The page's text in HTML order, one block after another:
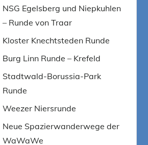
NSG Egelsberg und Niepkuhlen
– Runde von Traar
Kloster Knechtsteden Runde
Burg Linn Runde – Krefeld
Stadtwald-Borussia-Park
Runde
Weezer Niersrunde
Neue Spazierwanderwege der
WaWaWe